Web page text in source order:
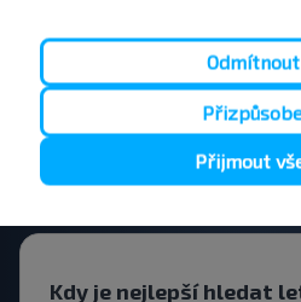
Existují nějaká cestovní
Grodno-Bolshaia
(Berestovytskyi r-?
Kdy je nejlepší hledat
Přijmout